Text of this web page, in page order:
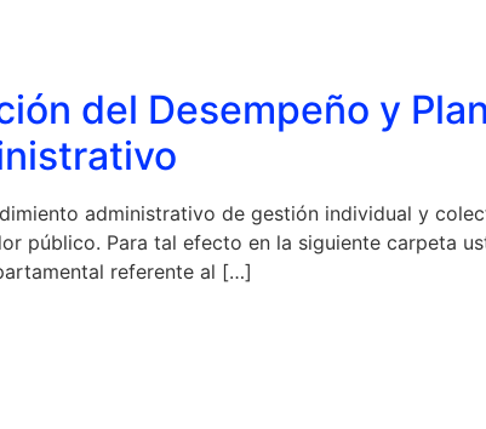
del Desempeño y
administrativo de gestión individual y
público. Para tal efecto en la siguiente carpeta
referente al […]